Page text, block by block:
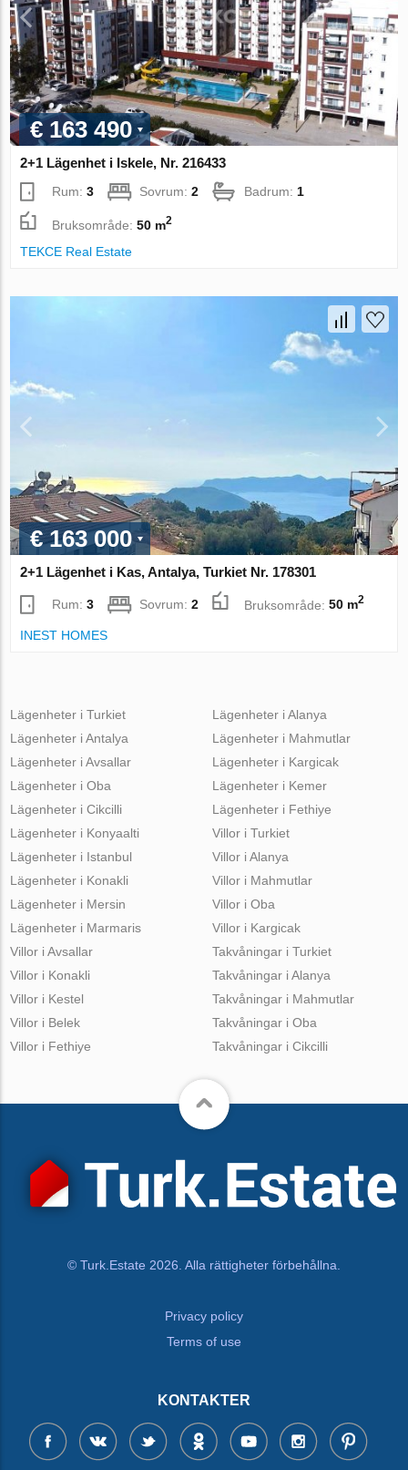
€ 163 490
2+1 Lägenhet i Iskele, Nr. 216433
Rum:3 Sovrum:2 Badrum: 1
Bruksområde:50 m2
TEKCE Real Estate
€ 163 000
2+1 Lägenhet i Kas, Antalya, Turkiet Nr. 178301
Rum:3 Sovrum:2 Bruksområde:50 m2
INEST HOMES
Lägenheter i Turkiet
Lägenheter i Antalya
Lägenheter i Avsallar
Lägenheter i Oba
Lägenheter i Cikcilli
Lägenheter i Alanya
Lägenheter i Mahmutlar
Lägenheter i Kargicak
Lägenheter i Kemer
Lägenheter i Fethiye
Lägenheter i Konyaalti
Lägenheter i Istanbul
Lägenheter i Konakli
Lägenheter i Mersin
Lägenheter i Marmaris
Villor i Turkiet
Villor i Alanya
Villor i Mahmutlar
Villor i Oba
Villor i Kargicak
Villor i Avsallar
Villor i Konakli
Villor i Kestel
Villor i Belek
Villor i Fethiye
Takvåningar i Turkiet
Takvåningar i Alanya
Takvåningar i Mahmutlar
Takvåningar i Oba
Takvåningar i Cikcilli
© Turk.Estate 2026. Alla rättigheter förbehållna.
Privacy policy
Terms of use
KONTAKTER